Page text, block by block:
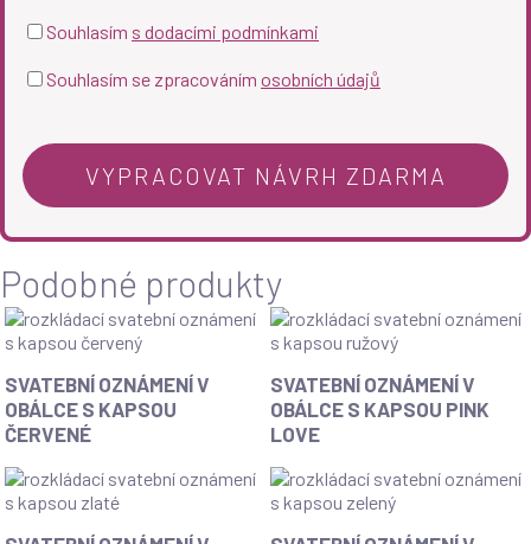
Souhlasím s dodacími podmínkami
Souhlasím se zpracováním osobních údajů
Podobné produkty
SVATEBNÍ OZNÁMENÍ V
OBÁLCE S KAPSOU
ČERVENÉ
SVATEBNÍ OZNÁMENÍ V
OBÁLCE S KAPSOU PINK
LOVE